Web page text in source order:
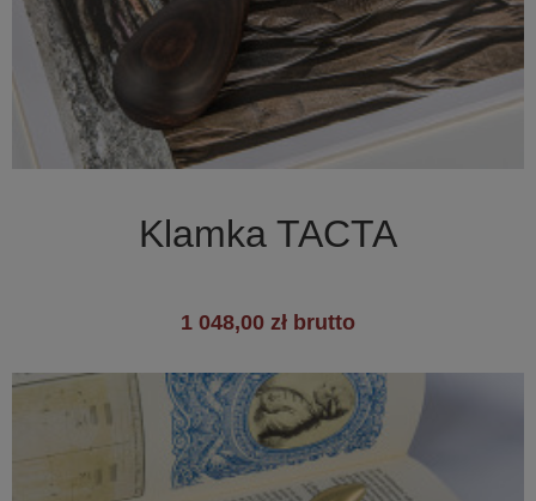
Klamka TACTA
1 048,00 zł brutto